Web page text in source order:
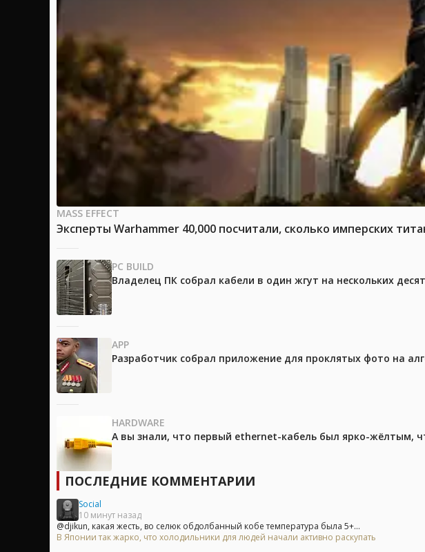
MASS EFFECT
Эксперты Warhammer 40,000 посчитали, сколько имперских
PC BUILD
Владелец ПК собрал кабели в один жгут на нескольких
APP
Разработчик собрал приложение для проклятых фото на
HARDWARE
А вы знали, что первый ethernet-кабель был ярко-жёлтым,
ПОСЛЕДНИЕ КОММЕНТАРИИ
Social
10 минут назад
@djikun, какая жесть, во селюк обдолбанный кобе температура была 5+...
В Японии так жарко, что холодильники для людей начали активно раскупать